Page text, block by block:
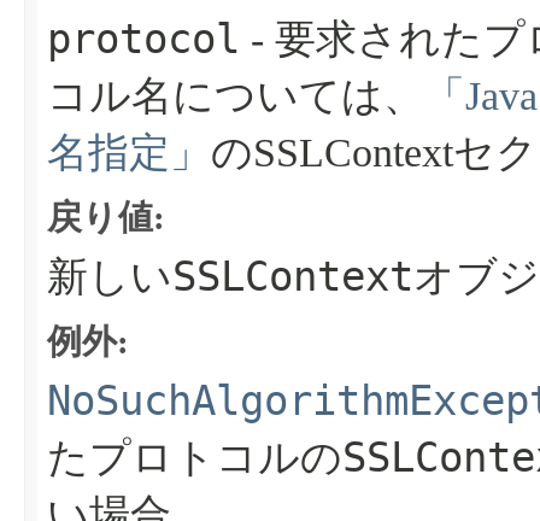
protocol - 要求された
コル名については、
「
名指定」 のSSLContextセ
戻り値:
新しいSSLContextオブ
例外:
たプロトコルの